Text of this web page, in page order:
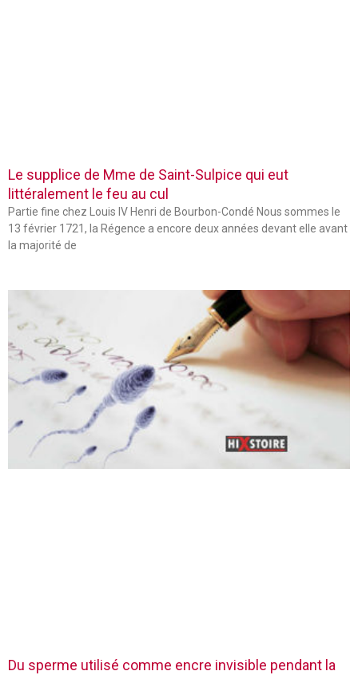
Le supplice de Mme de Saint-Sulpice qui eut
littéralement le feu au cul
Partie fine chez Louis IV Henri de Bourbon-Condé Nous sommes le
13 février 1721, la Régence a encore deux années devant elle avant
la majorité de
Du sperme utilisé comme encre invisible pendant la